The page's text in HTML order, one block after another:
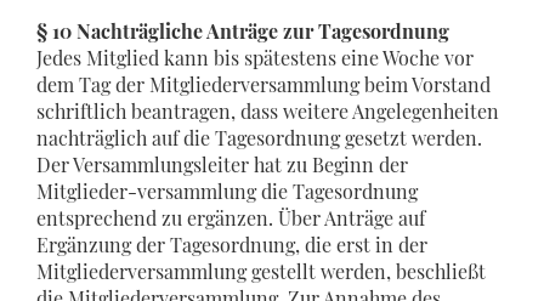
§ 10 Nachträgliche Anträge zur Tagesordnung
Jedes Mitglied kann bis spätestens eine Woche vor
dem Tag der Mitgliederversammlung beim Vorstand
schriftlich beantragen, dass weitere Angelegenheiten
nachträglich auf die Tagesordnung gesetzt werden.
Der Versammlungsleiter hat zu Beginn der
Mitglieder-versammlung die Tagesordnung
entsprechend zu ergänzen. Über Anträge auf
Ergänzung der Tagesordnung, die erst in der
Mitgliederversammlung gestellt werden, beschließt